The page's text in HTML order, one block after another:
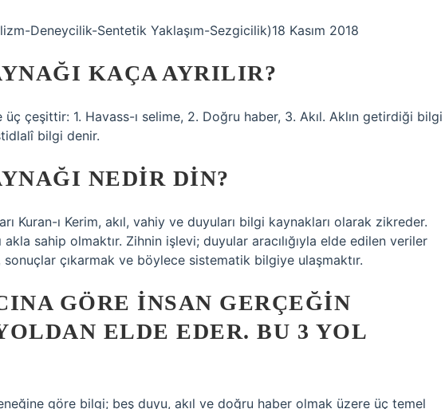
Deneycilik-Sentetik Yaklaşım-Sezgicilik)18 Kasım 2018
KAÇA AYRILIR?
üç çeşittir: 1. Havass-ı selime, 2. Doğru haber, 3. Akıl. Aklın getirdiği bilgi
bilgi denir.
NEDIR DIN?
Kuran-ı Kerim, akıl, vahiy ve duyuları bilgi kaynakları olarak zikreder.
sahip olmaktır. Zihnin işlevi; duyular aracılığıyla elde edilen veriler
sonuçlar çıkarmak ve böylece sistematik bilgiye ulaşmaktır.
GÖRE INSAN GERÇEĞIN
ELDE EDER. BU 3 YOL
göre bilgi; beş duyu, akıl ve doğru haber olmak üzere üç temel